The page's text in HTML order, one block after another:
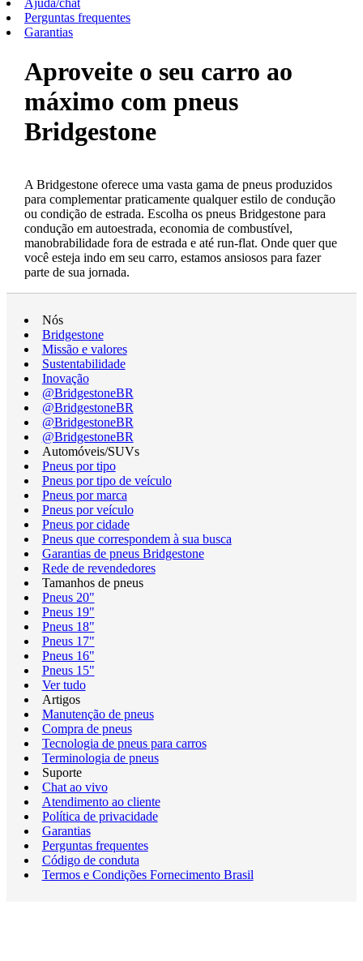
Ajuda/chat
Perguntas frequentes
Garantias
Aproveite o seu carro ao
máximo com pneus
Bridgestone
A Bridgestone oferece uma vasta gama de pneus produzidos
para complementar praticamente qualquer estilo de condução
ou condição de estrada. Escolha os pneus Bridgestone para
condução em autoestrada, economia de combustível,
manobrabilidade fora de estrada e até run-flat. Onde quer que
você esteja indo em seu carro, estamos ansiosos para fazer
parte de sua jornada.
Nós
Bridgestone
Missão e valores
Sustentabilidade
Inovação
@BridgestoneBR
@BridgestoneBR
@BridgestoneBR
@BridgestoneBR
Automóveis/SUVs
Pneus por tipo
Pneus por tipo de veículo
Pneus por marca
Pneus por veículo
Pneus por cidade
Pneus que correspondem à sua busca
Garantias de pneus Bridgestone
Rede de revendedores
Tamanhos de pneus
Pneus 20"
Pneus 19"
Pneus 18"
Pneus 17"
Pneus 16"
Pneus 15"
Ver tudo
Artigos
Manutenção de pneus
Compra de pneus
Tecnologia de pneus para carros
Terminologia de pneus
Suporte
Chat ao vivo
Atendimento ao cliente
Política de privacidade
Garantias
Perguntas frequentes
Código de conduta
Termos e Condições Fornecimento Brasil